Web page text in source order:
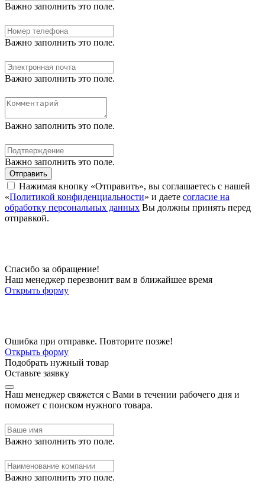
Важно заполнить это поле.
Важно заполнить это поле.
Важно заполнить это поле.
Важно заполнить это поле.
Важно заполнить это поле.
Отправить
Нажимая кнопку «Отправить», вы соглашаетесь с нашей
«Политикой конфиденциальности» и даете согласие на
обработку персональных данных Вы должны принять перед
отправкой.
Спасибо за обращение!
Наш менеджер перезвонит вам в ближайшее время
Открыть форму
Ошибка при отправке. Повторите позже!
Открыть форму
Подобрать нужный товар
Оставьте заявку
Наш менеджер свяжется с Вами в течении рабочего дня и
поможет с поиском нужного товара.
Важно заполнить это поле.
Важно заполнить это поле.